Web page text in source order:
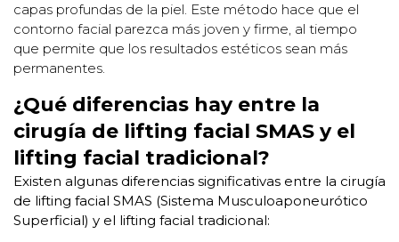
capas profundas de la piel. Este método hace que el
contorno facial parezca más joven y firme, al tiempo
que permite que los resultados estéticos sean más
permanentes.
¿Qué diferencias hay entre la
cirugía de lifting facial SMAS y el
lifting facial tradicional?
Existen algunas diferencias significativas entre la cirugía
de lifting facial SMAS (Sistema Musculoaponeurótico
Superficial) y el lifting facial tradicional: